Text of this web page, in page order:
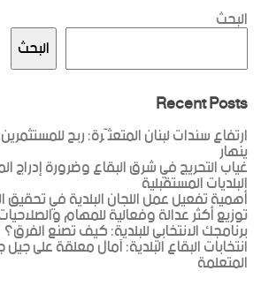
البحث
البحث
Recent Posts
ارتفاع سندات لبنان المتعثّرة: ربح
ينهار
غياب التحريج في شرق البقاع وضرورة
البلديات المستقبلية
أهمية تفعيل عمل اللجان البلدية في تحقيق
توزيع أكثر عدالة وفعالية للمهام
برنامجك الانتخابي للبلدية: كيف تصنع الفرق؟
انتخابات البقاع البلدية: آمال معلقة على
المتعلمة